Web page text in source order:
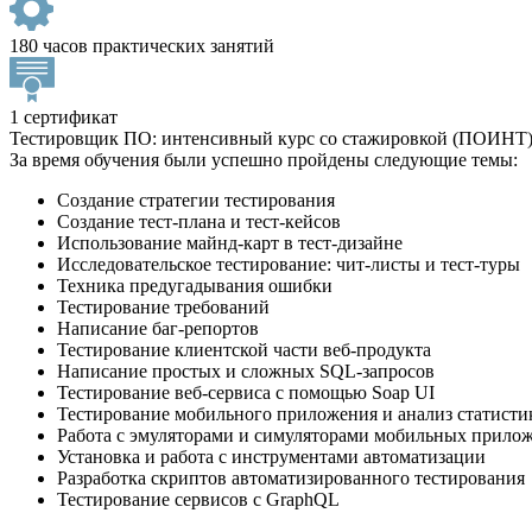
180 часов практических занятий
1 сертификат
Тестировщик ПО: интенсивный курс со стажировкой (ПОИНТ)
За время обучения были успешно пройдены следующие темы:
Создание стратегии тестирования
Создание тест-плана и тест-кейсов
Использование майнд-карт в тест-дизайне
Исследовательское тестирование: чит-листы и тест-туры
Техника предугадывания ошибки
Тестирование требований
Написание баг-репортов
Тестирование клиентской части веб-продукта
Написание простых и сложных SQL-запросов
Тестирование веб-сервиса с помощью Soap UI
Тестирование мобильного приложения и анализ
Работа с эмуляторами и симуляторами мобильных
Установка и работа с инструментами автоматизации
Разработка скриптов автоматизированного тестирования
Тестирование сервисов с GraphQL